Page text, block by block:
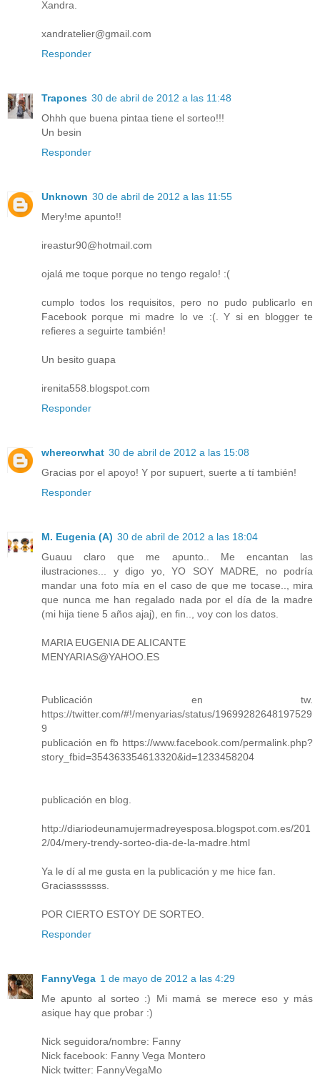
Xandra.
xandratelier@gmail.com
Responder
Trapones 30 de abril de 2012 a las 11:48
Ohhh que buena pintaa tiene el sorteo!!!
Un besin
Responder
Unknown 30 de abril de 2012 a las 11:55
Mery!me apunto!!
ireastur90@hotmail.com
ojalá me toque porque no tengo regalo! :(
cumplo todos los requisitos, pero no pudo publicarlo en
Facebook porque mi madre lo ve :(. Y si en blogger te
refieres a seguirte también!
Un besito guapa
irenita558.blogspot.com
Responder
whereorwhat 30 de abril de 2012 a las 15:08
Gracias por el apoyo! Y por supuert, suerte a tí también!
Responder
M. Eugenia (A) 30 de abril de 2012 a las 18:04
Guauu claro que me apunto.. Me encantan las
ilustraciones... y digo yo, YO SOY MADRE, no podría
mandar una foto mía en el caso de que me tocase.., mira
que nunca me han regalado nada por el día de la madre
(mi hija tiene 5 años ajaj), en fin.., voy con los datos.
MARIA EUGENIA DE ALICANTE
MENYARIAS@YAHOO.ES
Publicación en tw.
https://twitter.com/#!/menyarias/status/19699282648197529
9
publicación en fb https://www.facebook.com/permalink.php?
story_fbid=354363354613320&id=1233458204
publicación en blog.
http://diariodeunamujermadreyesposa.blogspot.com.es/201
2/04/mery-trendy-sorteo-dia-de-la-madre.html
Ya le dí al me gusta en la publicación y me hice fan.
Graciasssssss.
POR CIERTO ESTOY DE SORTEO.
Responder
FannyVega 1 de mayo de 2012 a las 4:29
Me apunto al sorteo :) Mi mamá se merece eso y más
asique hay que probar :)
Nick seguidora/nombre: Fanny
Nick facebook: Fanny Vega Montero
Nick twitter: FannyVegaMo